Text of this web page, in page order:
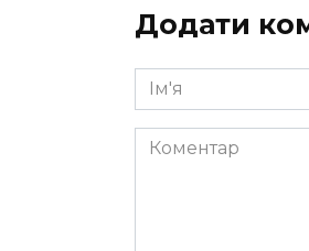
Додати
Ім'я
*
Коментар